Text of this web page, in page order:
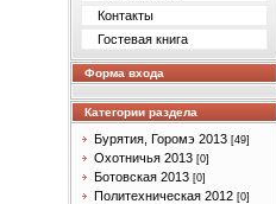
Контакты
Гостевая книга
Форма входа
Категории раздела
Бурятия, Горомэ 2013 [49]
Охотничья 2013 [0]
Ботовская 2013 [0]
Политехническая 2012 [0]